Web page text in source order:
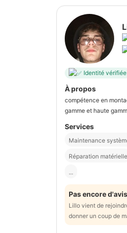
Identité vérifiée
À propos
compétence en
gamme et haute
Services
Maintenance
Réparation matérielle
...
Pas encore d'avis
Lillo vient de
donner un coup de